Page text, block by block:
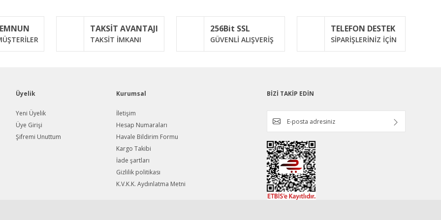
Yorum Yaz
Gönder
TAKSİT AVANTAJI
TAKSİT İMKANI
256Bit SSL
GÜVENLİ ALIŞVERİŞ
TELEFON DESTEK
SİPARİŞLERİNİZ İÇİN
Üyelik
Yeni Üyelik
Üye Girişi
Şifremi Unuttum
Kurumsal
İletişim
Hesap Numaraları
Havale Bildirim Formu
Kargo Takibi
İade şartları
Gizlilik politikası
K.V.K.K. Aydınlatma Metni
BİZİ TAKİP EDİN